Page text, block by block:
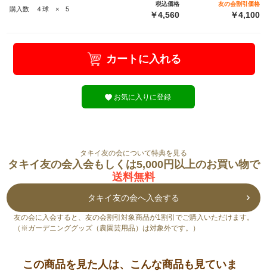
購入数 ４球 × 5
税込価格
￥4,560
友の会割引価格
￥4,100
カートに入れる
お気に入りに登録
タキイ友の会について特典を見る
タキイ友の会入会もしくは5,000円以上のお買い物で
送料無料
タキイ友の会へ入会する
友の会に入会すると、友の会割引対象商品が1割引でご購入いただけます。
（※ガーデニンググッズ（農園芸用品）は対象外です。）
この商品を見た人は、こんな商品も見ていま